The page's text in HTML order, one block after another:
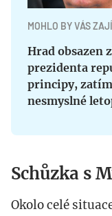
MOHLO BY VÁS
Hrad obsazen
prezidenta
principy,
nesmyslné
Schůzka s
Okolo celé